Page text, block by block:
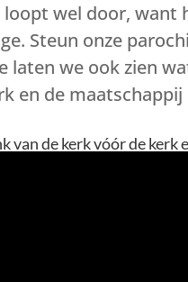
loopt wel door, want
Steun onze
laten we ook zien
en de maatschappij
van de kerk vóór de